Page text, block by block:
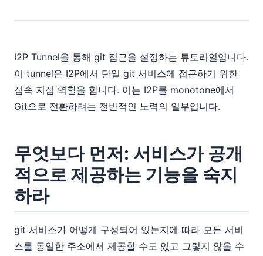
I2P Tunnel을 통해 git 접근을 설정하는 튜토리얼입니다.
이 tunnel은 I2P에서 단일 git 서비스에 접근하기 위한
접속 지점 역할을 합니다. 이는 I2P를 monotone에서
Git으로 전환하려는 전반적인 노력의 일부입니다.
무엇보다 먼저: 서비스가 공개
적으로 제공하는 기능을 숙지
하라
git 서비스가 어떻게 구성되어 있는지에 따라 모든 서비
스를 동일한 주소에서 제공할 수도 있고 그렇지 않을 수